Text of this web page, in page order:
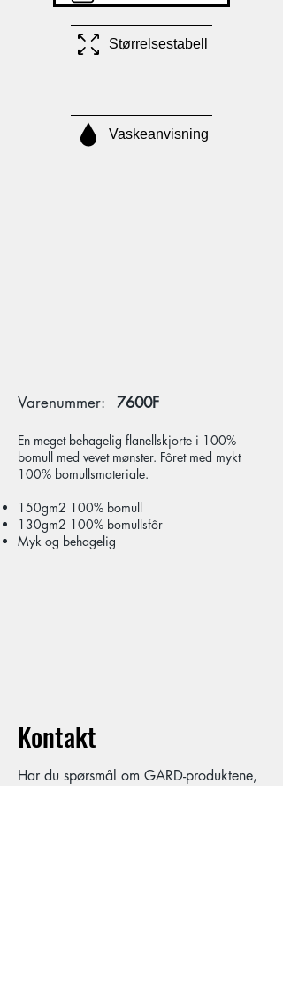
Størrelsestabell
Vaskeanvisning
Varenummer: 7600F
En meget behagelig flanellskjorte i 100%
bomull med vevet mønster. Fôret med mykt
100% bomullsmateriale.
150gm2 100% bomull
130gm2 100% bomullsfôr
Myk og behagelig
Kontakt
Har du spørsmål om GARD-produktene,